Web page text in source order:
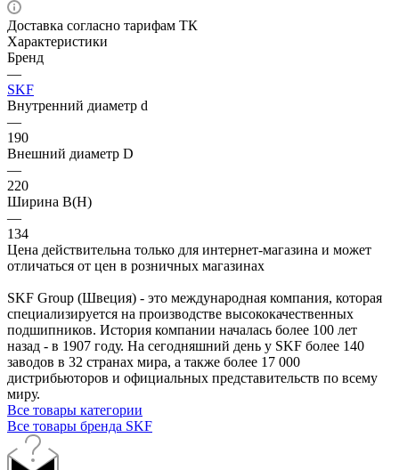
Доставка согласно тарифам ТК
Характеристики
Бренд
—
SKF
Внутренний диаметр d
—
190
Внешний диаметр D
—
220
Ширина B(H)
—
134
Цена действительна только для интернет-магазина и может
отличаться от цен в розничных магазинах
SKF Group (Швеция) - это международная компания, которая
специализируется на производстве высококачественных
подшипников. История компании началась более 100 лет
назад - в 1907 году. На сегодняшний день у SKF более 140
заводов в 32 странах мира, а также более 17 000
дистрибьюторов и официальных представительств по всему
миру.
Все товары категории
Все товары бренда SKF